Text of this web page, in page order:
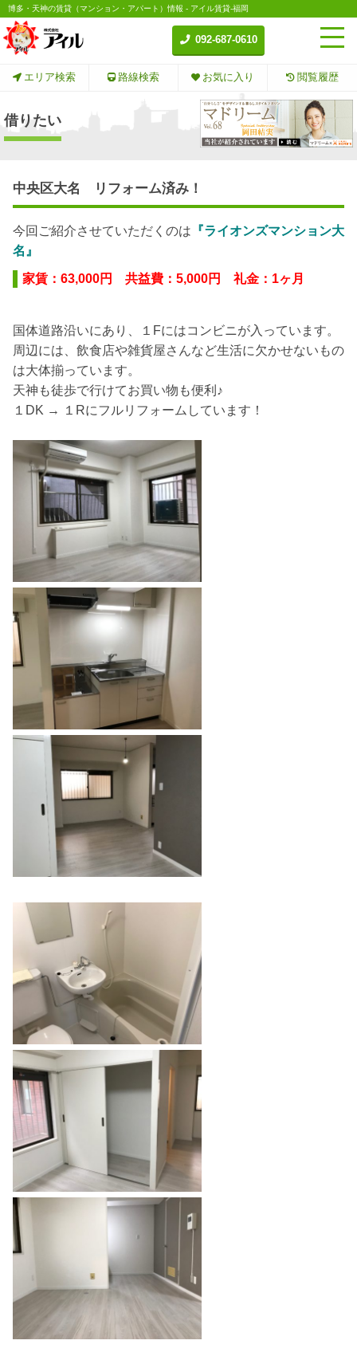
博多・天神の賃貸（マンション・アパート）情報 - アイル賃貸-福岡
092-687-0610
エリア検索 路線検索 お気に入り 閲覧履歴
借りたい
中央区大名 リフォーム済み！
今回ご紹介させていただくのは 『ライオンズマンション大
名』
家賃：63,000円 共益費：5,000円 礼金：1ヶ月
国体道路沿いにあり、１Fにはコンビニが入っています。
周辺には、飲食店や雑貨屋さんなど生活に欠かせないもの
は大体揃っています。
天神も徒歩で行けてお買い物も便利♪
１DK → １Rにフルリフォームしています！